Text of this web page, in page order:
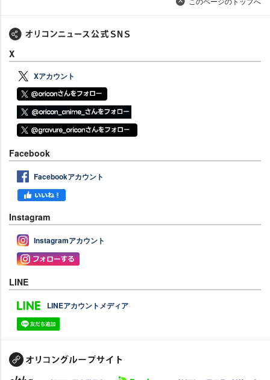
X
Xアカウント
Facebook
Facebookアカウント
Instagram
Instagramアカウント
LINE
LINEアカウントメディア